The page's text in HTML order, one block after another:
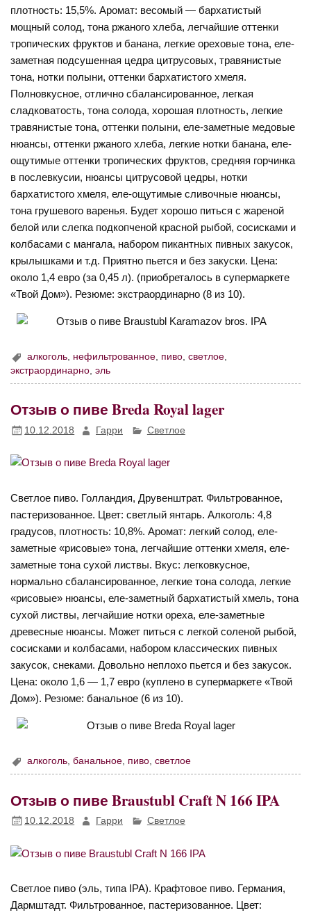
плотность: 15,5%. Аромат: весомый — бархатистый
мощный солод, тона ржаного хлеба, легчайшие оттенки
тропических фруктов и банана, легкие ореховые тона, еле-
заметная подсушенная цедра цитрусовых, травянистые
тона, нотки полыни, оттенки бархатистого хмеля.
Полновкусное, отлично сбалансированное, легкая
сладковатость, тона солода, хорошая плотность, легкие
травянистые тона, оттенки полыни, еле-заметные медовые
нюансы, оттенки ржаного хлеба, легкие нотки банана, еле-
ощутимые оттенки тропических фруктов, средняя горчинка
в послевкусии, нюансы цитрусовой цедры, нотки
бархатистого хмеля, еле-ощутимые сливочные нюансы,
тона грушевого варенья. Будет хорошо питься с жареной
белой или слегка подкопченой красной рыбой, сосисками и
колбасами с мангала, набором пикантных пивных закусок,
крылышками и т.д. Приятно пьется и без закуски. Цена:
около 1,4 евро (за 0,45 л). (приобреталось в супермаркете
«Твой Дом»). Резюме: экстраординарно (8 из 10).
алкоголь нефильтрованное пиво ,светлое
экстраординарно,эль
Отзыв о пиве Breda Royal lager
10.12.2018 Гарри Светлое
Светлое пиво. Голландия, Друвенштрат. Фильтрованное,
пастеризованное. Цвет: светлый янтарь. Алкоголь: 4,8
градусов, плотность: 10,8%. Аромат: легкий солод, еле-
заметные «рисовые» тона, легчайшие оттенки хмеля, еле-
заметные тона сухой листвы. Вкус: легковкусное,
нормально сбалансированное, легкие тона солода, легкие
«рисовые» нюансы, еле-заметный бархатистый хмель, тона
сухой листвы, легчайшие нотки ореха, еле-заметные
древесные нюансы. Может питься с легкой соленой рыбой,
сосисками и колбасами, набором классических пивных
закусок, снеками. Довольно неплохо пьется и без закусок.
Цена: около 1,6 — 1,7 евро (куплено в супермаркете «Твой
Дом»). Резюме: банальное (6 из 10).
алкоголь,банальное, пиво,светлое
Отзыв о пиве Braustubl Craft N 166 IPA
10.12.2018 Гарри Светлое
Светлое пиво (эль, типа IPA). Крафтовое пиво. Германия,
Дармштадт. Фильтрованное, пастеризованное. Цвет: